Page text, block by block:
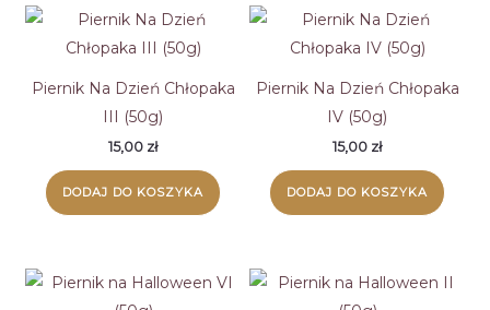
Piernik Na Dzień Chłopaka
III (50g)
15,00 zł
DODAJ DO KOSZYKA
Piernik Na Dzień Chłopaka
IV (50g)
15,00 zł
DODAJ DO KOSZYKA